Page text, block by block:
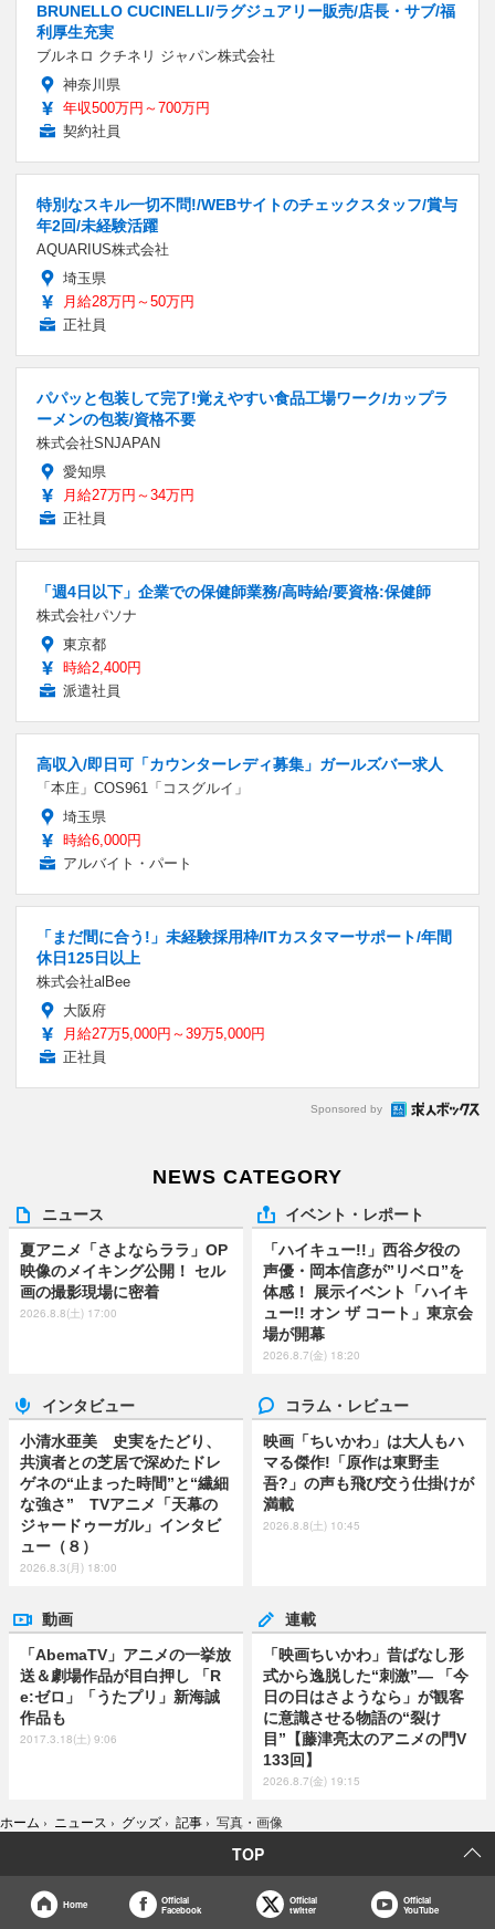
BRUNELLO CUCINELLI/ラグジュアリー販売/店長・サブ/福
利厚生充実
ブルネロ クチネリ ジャパン株式会社
神奈川県
年収500万円～700万円
契約社員
特別なスキル一切不問!/WEBサイトのチェックスタッフ/賞与
年2回/未経験活躍
AQUARIUS株式会社
埼玉県
月給28万円～50万円
正社員
パパッと包装して完了!覚えやすい食品工場ワーク/カップラ
ーメンの包装/資格不要
株式会社SNJAPAN
愛知県
月給27万円～34万円
正社員
「週4日以下」企業での保健師業務/高時給/要資格:保健師
株式会社パソナ
東京都
時給2,400円
派遣社員
高収入/即日可「カウンターレディ募集」ガールズバー求人
「本庄」COS961「コスグルイ」
埼玉県
時給6,000円
アルバイト・パート
「まだ間に合う!」未経験採用枠/ITカスタマーサポート/年間
休日125日以上
株式会社alBee
大阪府
月給27万5,000円～39万5,000円
正社員
Sponsored by
NEWS CATEGORY
ニュース
夏アニメ「さよならララ」OP
映像のメイキング公開！ セル
画の撮影現場に密着
2026.8.8(土) 17:00
イベント・レポート
「ハイキュー!!」西谷夕役の
声優・岡本信彦が”リベロ”を
体感！ 展示イベント「ハイキ
ュー!! オン ザ コート」東京会
場が開幕
2026.8.7(金) 18:20
インタビュー
小清水亜美 史実をたどり、
共演者との芝居で深めたドレ
ゲネの“止まった時間”と“繊細
な強さ” TVアニメ「天幕の
ジャードゥーガル」インタビ
ュー（８）
2026.8.3(月) 18:00
コラム・レビュー
映画「ちいかわ」は大人もハ
マる傑作!「原作は東野圭
吾?」の声も飛び交う仕掛けが
満載
2026.8.8(土) 10:45
動画
「AbemaTV」アニメの一挙放
送＆劇場作品が目白押し 「R
e:ゼロ」「うたプリ」新海誠
作品も
2017.3.18(土) 9:06
連載
「映画ちいかわ」昔ばなし形
式から逸脱した“刺激”― 「今
日の日はさようなら」が観客
に意識させる物語の“裂け
目”【藤津亮太のアニメの門V
133回】
2026.8.7(金) 19:15
ホーム › ニュース › グッズ › 記事 › 写真・画像
TOP
Home
Official
Facebook
Official
twitter
Official
YouTube